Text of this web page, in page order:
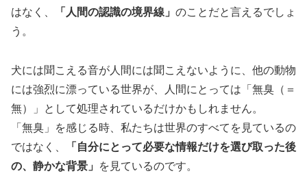
はなく、
「人間の認識の境界線」 のことだと言えるでしょ
う。
犬には聞こえる音が人間には聞こえないように、他の動物
には強烈に漂っている世界が、人間にとっては「無臭（＝
無）」として処理されているだけかもしれません。
「無臭」を感じる時、私たちは世界のすべてを見ているの
ではなく、
「自分にとって必要な情報だけを選び取った後
の、静かな背景」
を見ているのです。